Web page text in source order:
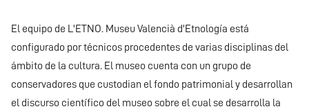
El equipo de L'ETNO. Museu Valencià d'Etnología está
configurado por técnicos procedentes de varias disciplinas del
ámbito de la cultura. El museo cuenta con un grupo de
conservadores que custodian el fondo patrimonial y desarrollan
el discurso científico del museo sobre el cual se desarrolla la